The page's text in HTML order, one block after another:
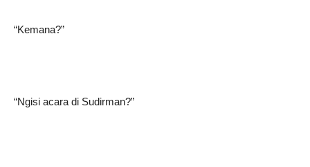
“Kemana?”
“Ngisi acara di Sudirman?”